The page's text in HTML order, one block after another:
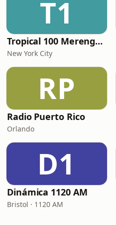
T1
Tropical 100 Merengue
New York City
RP
Radio Puerto Rico
Orlando
D1
Dinámica 1120 AM
Bristol · 1120 AM